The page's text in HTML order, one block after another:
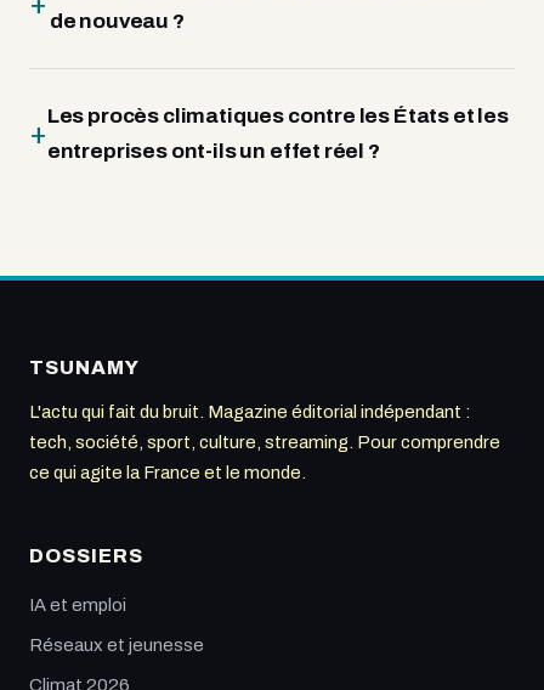
de nouveau ?
Les procès climatiques contre les États et les
entreprises ont-ils un effet réel ?
TSUNAMY
L'actu qui fait du bruit. Magazine éditorial indépendant :
tech, société, sport, culture, streaming. Pour comprendre
ce qui agite la France et le monde.
DOSSIERS
IA et emploi
Réseaux et jeunesse
Climat 2026